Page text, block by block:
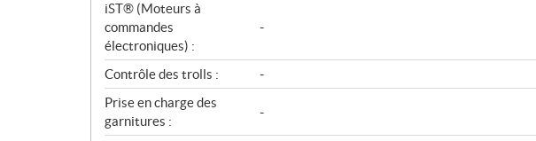
iST® (Moteurs à
commandes
électroniques) :
-
Contrôle des trolls :
-
Prise en charge des
garnitures :
-